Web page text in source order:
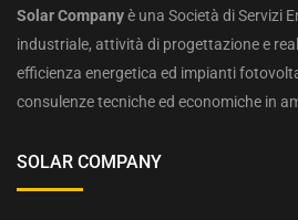
Solar Companyè una Società di Servizi
industriale, attività di progettazione e
efficienza energetica ed impianti
consulenze tecniche ed economiche in
SOLAR COMPANY